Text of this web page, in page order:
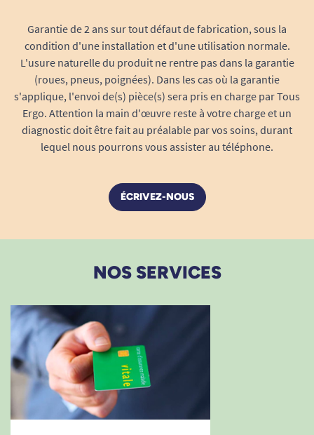
Garantie de 2 ans sur tout défaut de fabrication, sous la
condition d'une installation et d'une utilisation normale.
L'usure naturelle du produit ne rentre pas dans la garantie
(roues, pneus, poignées). Dans les cas où la garantie
s'applique, l'envoi de(s) pièce(s) sera pris en charge par Tous
Ergo. Attention la main d'œuvre reste à votre charge et un
diagnostic doit être fait au préalable par vos soins, durant
lequel nous pourrons vous assister au téléphone.
ÉCRIVEZ-NOUS
NOS SERVICES